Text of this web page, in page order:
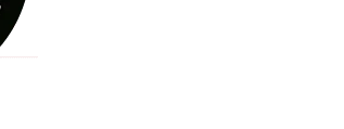
EN EXVITA